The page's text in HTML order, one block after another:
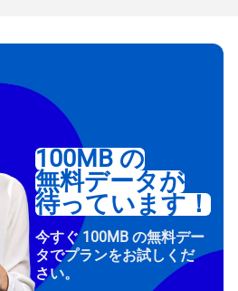
100MB の
無料データが
待っています！
今すぐ 100MB の無料デー
タでプランをお試しくだ
さい。